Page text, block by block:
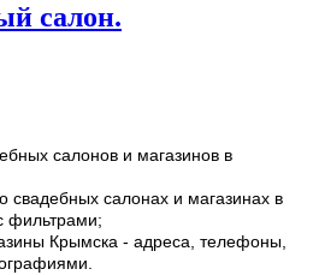
салон.
салонов и магазинов в
свадебных салонах и магазинах в
фильтрами;
Крымска - адреса, телефоны,